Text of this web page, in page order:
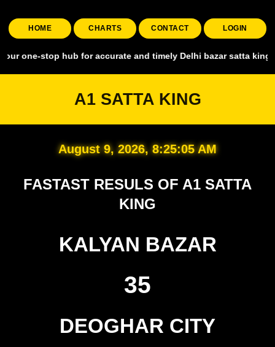
HOME CHARTS CONTACT LOGIN
hub for accurate and timely Delhi bazar satta king, covering
A1 SATTA KING
August 9, 2026, 8:25:06 AM
FASTAST RESULS OF A1 SATTA
KING
KALYAN BAZAR
35
DEOGHAR CITY